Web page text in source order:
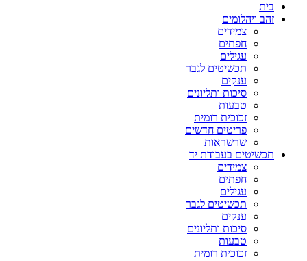
בית
זהב ויהלומים
צמידים
חפתים
עגילים
תכשיטים לגבר
ענקים
סיכות ותליונים
טבעות
זכוכית רומית
פריטים חדשים
שרשראות
תכשיטים בעבודת יד
צמידים
חפתים
עגילים
תכשיטים לגבר
ענקים
סיכות ותליונים
טבעות
זכוכית רומית